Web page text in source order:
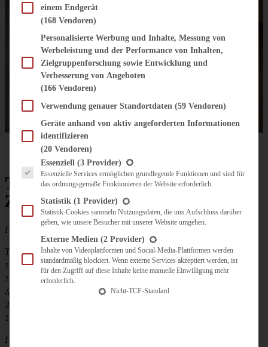
Tartelettes mit karamellisierten
Zwiebeln, Äpfeln und Speck
Für ca. 16 Küchlein benötigt Ihr:
Teig:
100 g weiche Butter
100 g Frischkäse mit Kräutern
40 g fein geriebenen Käse
275 g Mehl
1 gestr. TL Salz
Füllung:
einem Endgerät
(168 Vendoren)
Personalisierte Werbung und Inhalte, Messung von
Werbeleistung und der Performance von Inhalten,
Zielgruppenforschung sowie Entwicklung und
Verbesserung von Angeboten
(166 Vendoren)
Verwendung genauer Standortdaten (59 Vendoren)
Geräte anhand von aktiv angeforderten Informationen
identifizieren
(20 Vendoren)
Es folgt eine Liste der Service-Gruppen, für die eine Einwilligung erteilt werden
Essenziell (3 Provider)
Essenzielle Services ermöglichen grundlegende Funktionen und sind für
das ordnungsgemäße Funktionieren der Website erforderlich.
Statistik (1 Provider)
Statistik-Cookies sammeln Nutzungsdaten, die uns Aufschluss darüber
geben, wie unsere Besucher mit unserer Website umgehen.
Externe Medien (2 Provider)
Inhalte von Videoplattformen und Social-Media-Plattformen werden
standardmäßig blockiert. Wenn externe Services akzeptiert werden, ist
für den Zugriff auf diese Inhalte keine manuelle Einwilligung mehr
erforderlich.
Nicht-TCF-Standard